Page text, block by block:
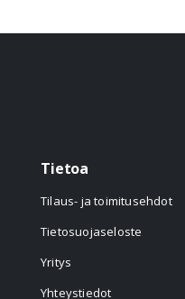
Tietoa
Tilaus- ja toimitusehdot
Tietosuojaseloste
Yritys
Yhteystiedot